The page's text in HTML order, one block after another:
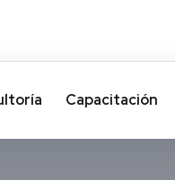
Capacitación